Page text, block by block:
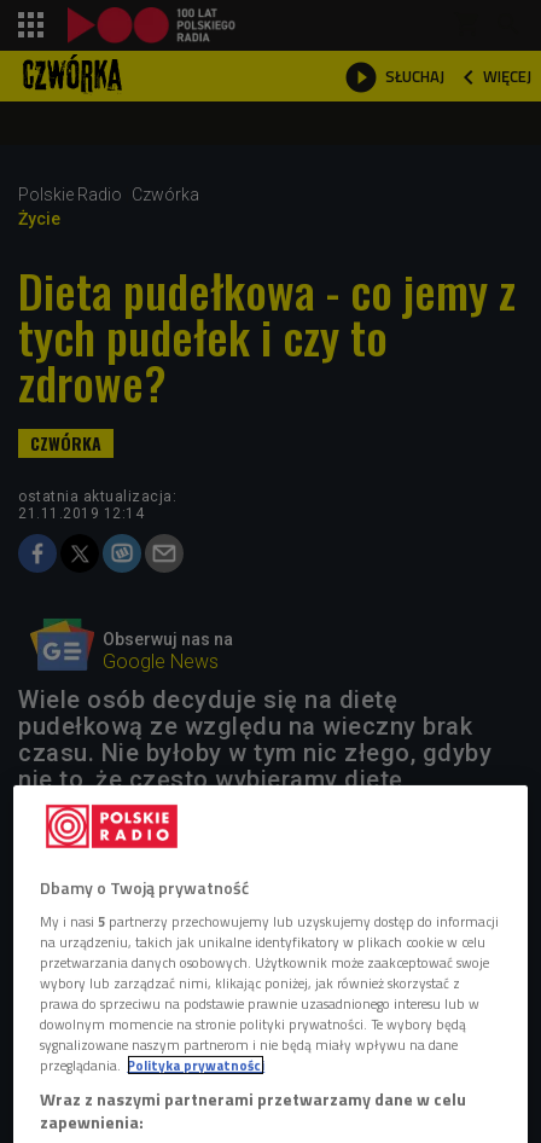
 SŁUCHAJ  WIĘCEJ

Polskie Radio
Czwórka
Życie
Dieta pudełkowa - co jemy z
tych pudełek i czy to
zdrowe?
ostatnia aktualizacja:
21.11.2019 12:14
Obserwuj nas na
Google News
Wiele osób decyduje się na dietę
pudełkową ze względu na wieczny brak
czasu. Nie byłoby w tym nic złego, gdyby
nie to, że często wybieramy dietę
niedoborową.
 04'26 
Jak działają na nas diety pudełkowe? (Pierwsze
słyszę/Czwórka)
Dbamy o Twoją prywatność
My i nasi5 partnerzy przechowujemy lub uzyskujemy dostęp do informacji
na urządzeniu, takich jak unikalne identyfikatory w plikach cookie w celu
przetwarzania danych osobowych. Użytkownik może zaakceptować swoje
wybory lub zarządzać nimi, klikając poniżej, jak również skorzystać z
prawa do sprzeciwu na podstawie prawnie uzasadnionego interesu lub w
dowolnym momencie na stronie polityki prywatności. Te wybory będą
sygnalizowane naszym partnerom i nie będą miały wpływu na dane
przeglądania. Polityka prywatności
Wraz z naszymi partnerami przetwarzamy dane w celu
zapewnienia: